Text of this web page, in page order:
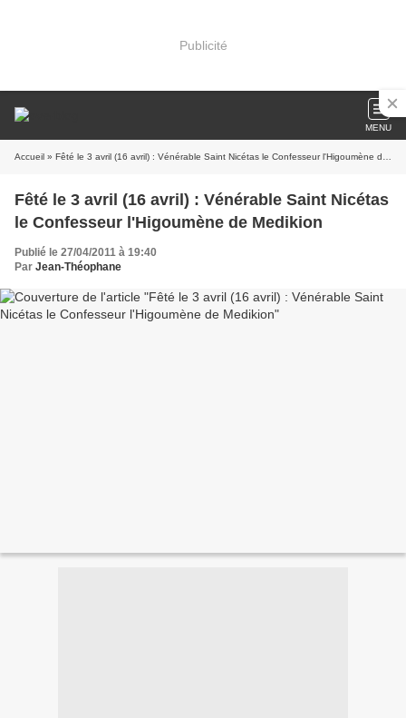
Publicité
MENU
Accueil » Fêté le 3 avril (16 avril) : Vénérable Saint Nicétas le Confesseur l'Higoumène de Medikion
Fêté le 3 avril (16 avril) : Vénérable Saint Nicétas
le Confesseur l'Higoumène de Medikion
Publié le 27/04/2011 à 19:40
Par Jean-Théophane